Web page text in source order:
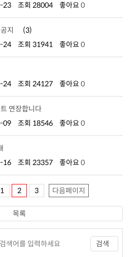
23 조회 28004 좋아요 0
지
(3)
24 조회 31941 좋아요 0
24 조회 24127 좋아요 0
연장합니다
09 조회 18546 좋아요 0
16 조회 23357 좋아요 0
1 2 3 다음페이지
검색
목록